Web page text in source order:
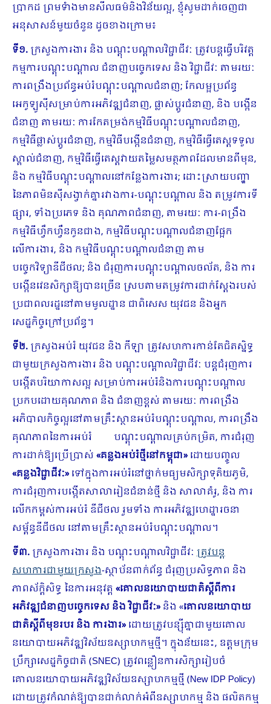
ប្រាកដ ព្រមទំាងមានសីលធម៌និងវិន័យល្អ, ខ្ញុំសូមដាក់ចេញជា
អនុសាសន៍មួយចំនួន ដូចខាងក្រោម៖
ទី១.ក្រសួងការងារ និង បណ្តុះបណ្តាលវិជ្ជាជីវៈ ត្រូវបន្តធ្វើបរិវត្ត
កម្មការបណ្តុះបណ្តាល ជំនាញបច្ចេកទេស និង វិជ្ជាជីវៈ តាមរយៈ
ការពង្រឹងប្រព័ន្ធអប់រំបណ្តុះបណ្តាលជំនាញ; កែលម្អប្រព័ន្ធ
អេកូឡូស៊ីសម្រាប់ការអភិវឌ្ឍជំនាញ, ផ្លាស់ប្តូរជំនាញ, និង បង្កើន
ជំនាញ តាមរយៈ ការកែតម្រង់កម្មវិធីបណ្តុះបណ្តាលជំនាញ,
កម្មវិធីផ្លាស់ប្តូរជំនាញ, កម្មវិធីបង្កើនជំនាញ, កម្មវិធីធ្វើតេស្តទទួល
ស្គាល់ជំនាញ, កម្មវិធីធ្វើតេស្តវាយតម្លៃសមត្ថភាពដែលមានពីមុន,
និង កម្មវិធីបណ្តុះបណ្តាលនៅកន្លែងការងារ; ដោះស្រាយបញ្ហា
នៃភាពមិនស៊ីសង្វាក់គ្នារវាងការ-បណ្តុះបណ្តាល និង តម្រូវការទី
ផ្សារ, ទាំងប្រភេទ និង គុណភាពជំនាញ, តាមរយៈ ការ-ពង្រឹង
កម្មវិធីហ្វឹកហ្វឺនកូនជាង, កម្មវិធីបណ្តុះបណ្តាលជំនាញផ្អែក
លើការងារ, និង កម្មវិធីបណ្តុះបណ្តាលជំនាញ តាម
បច្ចេកវិទ្យាឌីជីថល; និង ជំរុញការបណ្តុះបណ្តាលចល័ត, និង ការ
បង្កើនវេនសិក្សាឱ្យបានច្រើន ស្របតាមតម្រូវការជាក់ស្តែងរបស់
ប្រជាពលរដ្ឋនៅតាមមូលដ្ឋាន ជាពិសេស យុវជន និងអ្នក
សេដ្ឋកិច្ចក្រៅប្រព័ន្ធ។
ទី២.ក្រសួងអប់រំ យុវជន និង កីឡា ត្រូវសហការកាន់តែជិតស្និទ្ធ
ជាមួយក្រសួងការងារ និង បណ្តុះបណ្តាលវិជ្ជាជីវៈ បន្តជំរុញការ
បង្កើតបរិយាកាសល្អ សម្រាប់ការអប់រំនិងការបណ្តុះបណ្តាល
ប្រកបដោយគុណភាព និង ជំនាញខ្ពស់ តាមរយៈ ការពង្រឹង
អភិបាលកិច្ចល្អនៅតាមគ្រឹះស្ថានអប់រំបណ្តុះបណ្តាល, ការពង្រឹង
គុណភាពនៃការអប់រំ បណ្តុះបណ្តាលគ្រប់កម្រិត, ការជំរុញ
ការដាក់ឱ្យប្រើប្រាស់«គន្លងអប់រំថ្មីនៅកម្ពុជា»ដោយបញ្ចូល
«គន្លងវិជ្ជាជីវៈ»ទៅក្នុងការអប់រំនៅថ្នាក់មធ្យមសិក្សាទុតិយភូមិ,
ការជំរុញការបង្កើតសាលារៀនជំនាន់ថ្មី និង សាលាគំរូ, និង ការ
លើកកម្ពស់ការអប់រំ ឌីជីថល រួមទាំង ការអភិវឌ្ឍហេដ្ឋារចនា
សម្ព័ន្ធឌីជីថល នៅតាមគ្រឹះស្ថានអប់រំបណ្តុះបណ្តាល។
ទី៣.ក្រសួងការងារ និង បណ្តុះបណ្តាលវិជ្ជាជីវៈត្រូវបន្ត
សហការជាមួយក្រសួង-ស្ថាប័នពាក់ព័ន្ធ ជំរុញប្រសិទ្ធភាព និង
ភាពស័ក្តិសិទ្ធ នៃការអនុវត្ត«គោលនយោបាយជាតិស្តីពីការ
អភិវឌ្ឍជំនាញបច្ចេកទេស និង វិជ្ជាជីវៈ»និង «គោលនយោបាយ
ជាតិស្ដីពីមុខរបរ និង ការងារ»ដោយត្រូវបន្ស៊ីគ្នាជាមួយគោល
នយោបាយ​អភិវឌ្ឍ​វិស័យ​ឧស្សា​ហកម្មថ្មី។ ក្នុងន័យនេះ, ឧត្តមក្រុម
ប្រឹក្សាសេដ្ឋកិច្ចជាតិ (SNEC) ត្រូវពន្លឿនការសិក្សារៀបចំ
គោលនយោបាយ​អភិវឌ្ឍ​វិស័យ​ឧស្សា​ហកម្មថ្មី (New IDP Policy)
ដោយត្រូវកំណត់ឱ្យបានជាក់លាក់អំពីឧស្សាហកម្ម និង ផលិតកម្ម